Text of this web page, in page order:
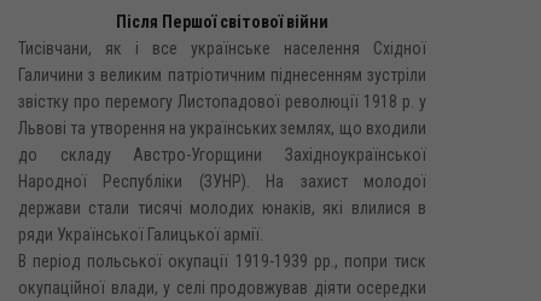
Після Першої світової війни
Тисівчани, як і все українське населення Східної
Галичини з великим патріотичним піднесенням зустріли
звістку про перемогу Листопадової революції 1918 p. y
Львові та утворення на українських землях, що входили
до складу Австро-Угорщини Західноукраїнської
Народної Республіки (ЗУНР). На захист молодої
держави стали тисячі молодих юнаків, які влилися в
ряди Української Галицької армії.
В період польської окупації 1919-1939 pp., попри тиск
окупаційної влади, у селі продовжував діяти осередки